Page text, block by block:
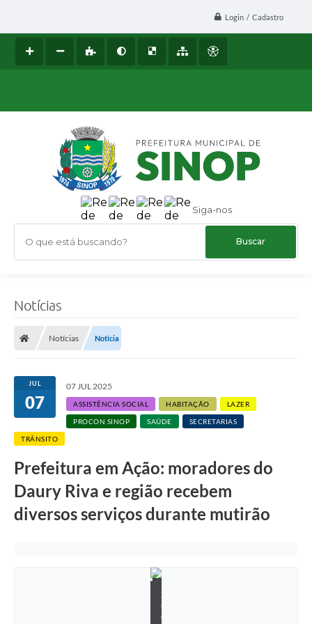
Login / Cadastro
Siga-nos
O que está buscando?
Notícias
Notícias Notícia
JUL
07
07 JUL 2025
ASSISTÊNCIA SOCIAL HABITAÇÃO LAZER
PROCON SINOP SAÚDE SECRETARIAS
TRÂNSITO
Prefeitura em Ação: moradores do
Daury Riva e região recebem
diversos serviços durante mutirão
S
u
e